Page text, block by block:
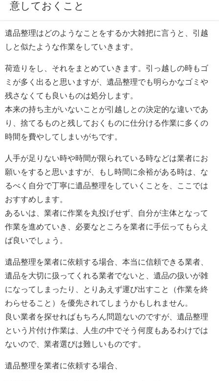
意しておくこと
遺品整理はどのようなことをするか大雑把に言うと、引越
しと似たような作業をしていきます。
荷造りをし、それをまとめていきます。引っ越しの時もゴ
ミが多く出ると思いますが、遺品整理でも明らかなゴミや
残さなくても良いものは処分します。
本来の持ち主がいないことが引越しとの決定的な違いであ
り、捨てるものと残しておくものに仕分ける作業に多くの
時間を費やしてしまいがちです。
人手が足りない時や時間が限られている時などは業者にお
願いをすると思いますが、もし時間に余裕がある時は、な
るべく自分で丁寧に遺品整理をしていくことを、ここでは
おすすめします。
あるいは、業者に作業を丸投げせず、自分が主体となって
作業を進めていき、必要なところを業者に手伝ってもらえ
ば良いでしょう。
遺品整理を業者に依頼する場合、本当に信頼できる業者、
遺品を大切に扱ってくれる業者でないと、遺品の扱いが雑
になってしまったり、とりあえず運び出すこと（作業を終
わらせること）を優先されてしまうかもしれません。
良い業者を探せればもちろん問題ないのですが、遺品整理
という片付け作業は、人生の中でそう何度もあるわけでは
ないので、業者選びは難しいものです。
遺品整理を業者に依頼する場合、